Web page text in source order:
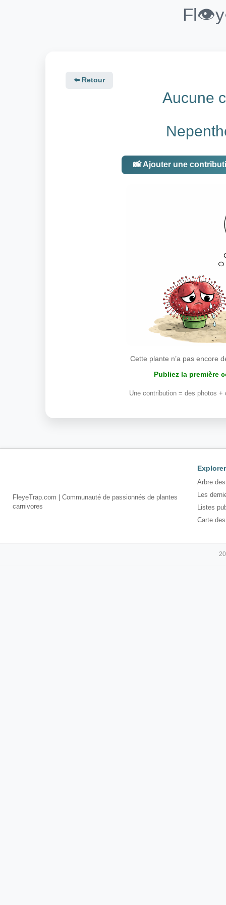
⬅️ Retour
Aucune
📸 Ajouter une
Cette plante n’a pas encore
Publiez la première
Une contribution = des photos
FleyeTrap.com | Communauté de passionnés de plantes
carnivores
Explorer
Arbre
Les
Listes
Carte